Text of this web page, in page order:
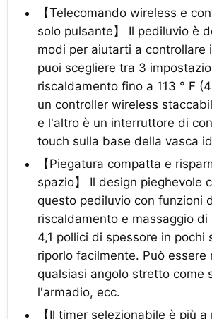
【Telecomando wireless e
solo pulsante】 Il pediluvio è
modi per aiutarti a controllare
puoi scegliere tra 3
riscaldamento fino a 113 ° F
un controller wireless
e l'altro è un interruttore di
touch sulla base della vasca
【Piegatura compatta e
spazio】 Il design pieghevole
questo pediluvio con funzioni
riscaldamento e massaggio di
4,1 pollici di spessore in pochi
riporlo facilmente. Può essere
qualsiasi angolo stretto come
l'armadio, ecc.
【Il timer selezionabile è più